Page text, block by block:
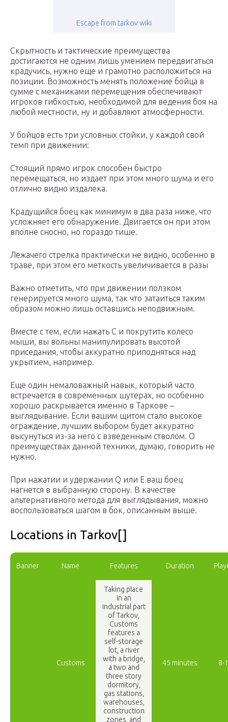
Escape from tarkov wiki
Скрытность и тактические преимущества
достигаются не одним лишь умением передвигаться
крадучись, нужно еще и грамотно расположиться на
позиции. Возможность менять положение бойца в
сумме с механиками перемещения обеспечивают
игроков гибкостью, необходимой для ведения боя на
любой местности, ну и добавляют атмосферности.
У бойцов есть три условных стойки, у каждой свой
темп при движении:
Стоящий прямо игрок способен быстро
перемещаться, но издает при этом много шума и его
отлично видно издалека.
Крадущийся боец как минимум в два раза ниже, что
усложняет его обнаружение. Двигается он при этом
вполне сносно, но гораздо тише.
Лежачего стрелка практически не видно, особенно в
траве, при этом его меткость увеличивается в разы
Важно отметить, что при движении ползком
генерируется много шума, так что затаиться таким
образом можно лишь оставшись неподвижным.
Вместе с тем, если нажать С и покрутить колесо
мыши, вы вольны манипулировать высотой
приседания, чтобы аккуратно приподняться над
укрытием, например.
Еще один немаловажный навык, который часто
встречается в современных шутерах, но особенно
хорошо раскрывается именно в Таркове –
выглядывание. Если вашим щитом стало высокое
ограждение, лучшим выбором будет аккуратно
высунуться из-за него с взведенным стволом. О
преимуществах данной техники, думаю, говорить не
нужно.
При нажатии и удержании Q или E ваш боец
нагнется в выбранную сторону. В качестве
альтернативного метода для выглядывания, можно
воспользоваться шагом в бок, описанным выше.
Locations in Tarkov[]
Banner Name Features Duration
Customs
Taking place
in an
industrial part
of Tarkov,
Customs
features a
self-storage
lot, a river
with a bridge,
a two and
three story
dormitory,
gas stations,
warehouses,
construction
zones, and
45 minutes 8-